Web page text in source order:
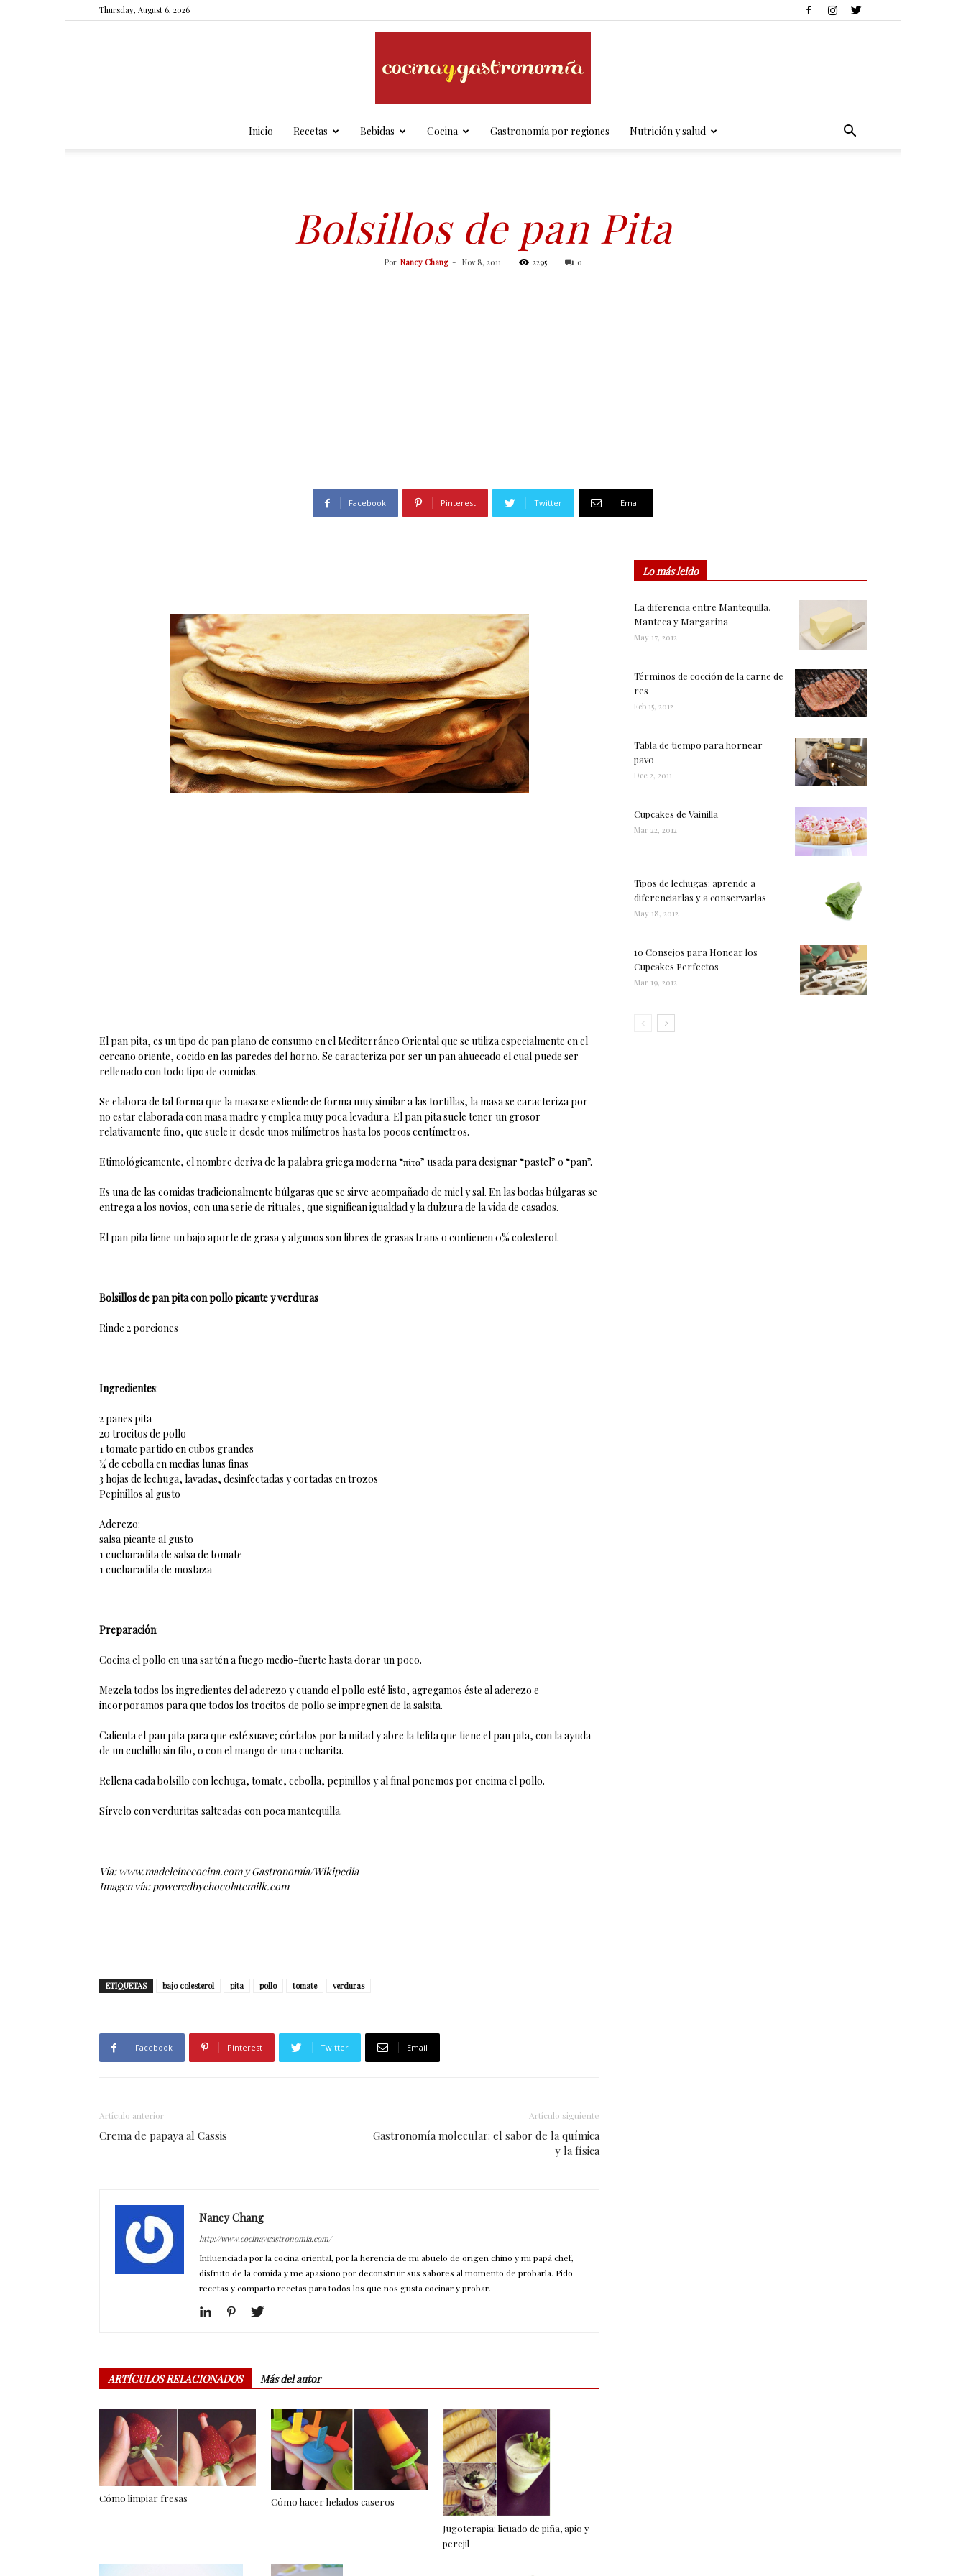
Thursday, August 6, 2026
y
Inicio Recetas Bebidas Cocina Gastronomía por regiones Nutrición y salud
Bolsillos de pan Pita
Por Nancy Chang - Nov 8, 2011 2295 0
Facebook Pinterest Twitter Email
El pan pita, es un tipo de pan plano de consumo en el Mediterráneo Oriental que se utiliza especialmente en el
cercano oriente, cocido en las paredes del horno. Se caracteriza por ser un pan ahuecado el cual puede ser
rellenado con todo tipo de comidas.
Se elabora de tal forma que la masa se extiende de forma muy similar a las tortillas, la masa se caracteriza por
no estar elaborada con masa madre y emplea muy poca levadura. El pan pita suele tener un grosor
relativamente fino, que suele ir desde unos milímetros hasta los pocos centímetros.
Etimológicamente, el nombre deriva de la palabra griega moderna “πίτα” usada para designar “pastel” o “pan”.
Es una de las comidas tradicionalmente búlgaras que se sirve acompañado de miel y sal. En las bodas búlgaras se
entrega a los novios, con una serie de rituales, que significan igualdad y la dulzura de la vida de casados.
El pan pita tiene un bajo aporte de grasa y algunos son libres de grasas trans o contienen 0% colesterol.
Bolsillos de pan pita con pollo picante y verduras
Rinde 2 porciones
Ingredientes:
2 panes pita
20 trocitos de pollo
1 tomate partido en cubos grandes
¼ de cebolla en medias lunas finas
3 hojas de lechuga, lavadas, desinfectadas y cortadas en trozos
Pepinillos al gusto
Aderezo:
salsa picante al gusto
1 cucharadita de salsa de tomate
1 cucharadita de mostaza
Preparación:
Cocina el pollo en una sartén a fuego medio-fuerte hasta dorar un poco.
Mezcla todos los ingredientes del aderezo y cuando el pollo esté listo, agregamos éste al aderezo e
incorporamos para que todos los trocitos de pollo se impregnen de la salsita.
Calienta el pan pita para que esté suave; córtalos por la mitad y abre la telita que tiene el pan pita, con la ayuda
de un cuchillo sin filo, o con el mango de una cucharita.
Rellena cada bolsillo con lechuga, tomate, cebolla, pepinillos y al final ponemos por encima el pollo.
Sírvelo con verduritas salteadas con poca mantequilla.
Vía: www.madeleinecocina.com y Gastronomía/Wikipedia
Imagen vía: poweredbychocolatemilk.com
ETIQUETAS bajo colesterol pita pollo tomate verduras
Facebook Pinterest Twitter Email
Artículo anterior
Crema de papaya al Cassis
Artículo siguiente
Gastronomía molecular: el sabor de la química
y la física
Nancy Chang
http://www.cocinaygastronomia.com/
Influenciada por la cocina oriental, por la herencia de mi abuelo de origen chino y mi papá chef,
disfruto de la comida y me apasiono por deconstruir sus sabores al momento de probarla. Pido
recetas y comparto recetas para todos los que nos gusta cocinar y probar.
ARTÍCULOS RELACIONADOS Más del autor
Cómo limpiar fresas Cómo hacer helados caseros
Jugoterapia: licuado de piña, apio y
perejil
Lo más leido
La diferencia entre Mantequilla,
Manteca y Margarina
May 17, 2012
Términos de cocción de la carne de
res
Feb 15, 2012
Tabla de tiempo para hornear
pavo
Dec 2, 2011
Cupcakes de Vainilla
Mar 22, 2012
Tipos de lechugas: aprende a
diferenciarlas y a conservarlas
May 18, 2012
10 Consejos para Honear los
Cupcakes Perfectos
Mar 19, 2012